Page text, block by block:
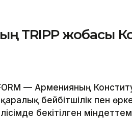
TRIPP жобасы
— Арменияның
бейбітшілік пен
бекітілген